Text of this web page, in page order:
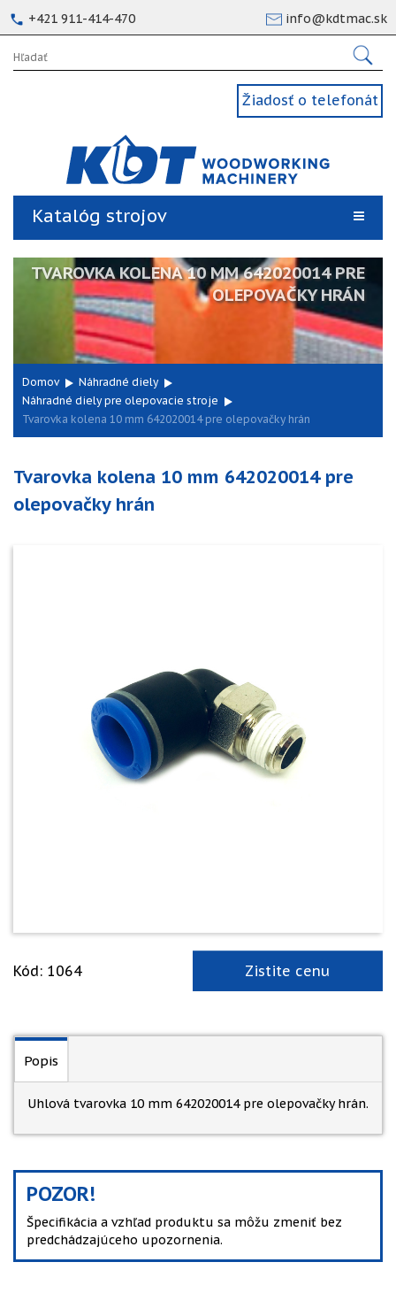
+421 911-414-470 info@kdtmac.sk
Žiadosť o telefonát
Katalóg strojov
TVAROVKA KOLENA 10 MM 642020014 PRE
OLEPOVAČKY HRÁN
Domov
Náhradné diely
Náhradné diely pre olepovacie stroje
Tvarovka kolena 10 mm 642020014 pre olepovačky hrán
Tvarovka kolena 10 mm 642020014 pre
olepovačky hrán
Kód: 1064 Zistite cenu
Popis
Uhlová tvarovka 10 mm 642020014 pre olepovačky hrán.
POZOR!
Špecifikácia a vzhľad produktu sa môžu zmeniť bez
predchádzajúceho upozornenia.